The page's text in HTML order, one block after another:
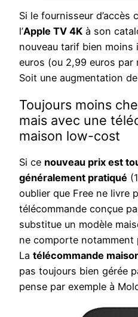
Si le fournisseur d’accès
l’Apple TV 4K à son
nouveau tarif bien moins
euros (ou 2,99 euros
Soit une augmentation
Toujours moins
mais avec une
maison low-cost
Si ce nouveau prix est
généralement pratiqué
oublier que Free ne livre
télécommande conçue
substitue un modèle
ne comporte
La télécommande
pas toujours bien gérée
pense par exemple à